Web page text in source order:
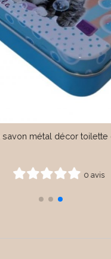
métal décor lavande
0 avis